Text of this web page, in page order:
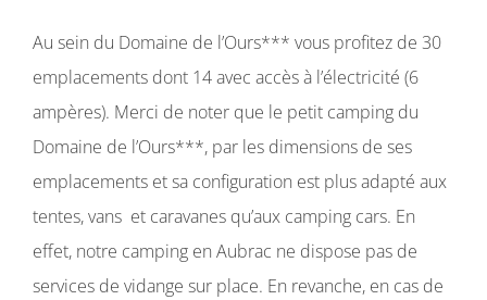
Au sein du Domaine de l’Ours*** vous profitez de 30
emplacements dont 14 avec accès à l’électricité (6
ampères). Merci de noter que le petit camping du
Domaine de l’Ours***, par les dimensions de ses
emplacements et sa configuration est plus adapté aux
tentes, vans et caravanes qu’aux camping cars. En
effet, notre camping en Aubrac ne dispose pas de
services de vidange sur place. En revanche, en cas de